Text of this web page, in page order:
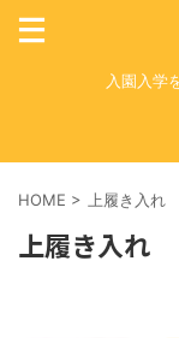
入園入学
HOME > 上履き入れ
上履き入れ